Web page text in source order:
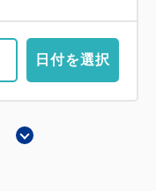
日付を選択